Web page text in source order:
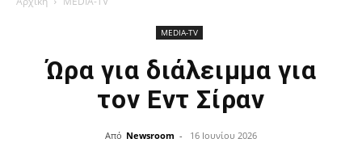
ΜEDIA-TV
Ώρα για διάλειμμα για
τον Εντ Σίραν
Από Newsroom - 16 Ιουνίου 2026